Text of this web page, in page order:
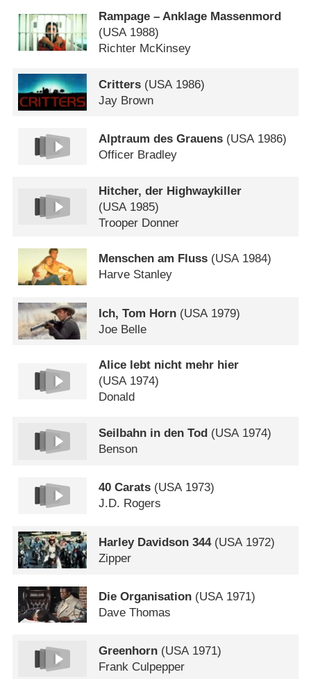
Rampage – Anklage Massenmord
(USA 1988)
Richter McKinsey
Critters (USA 1986)
Jay Brown
Alptraum des Grauens (USA 1986)
Officer Bradley
Hitcher, der Highwaykiller
(USA 1985)
Trooper Donner
Menschen am Fluss (USA1984)
Harve Stanley
Ich, Tom Horn (USA 1979)
Joe Belle
Alice lebt nicht mehr hier
(USA1974)
Donald
Seilbahn in den Tod (USA1974)
Benson
40 Carats (USA1973)
J.D. Rogers
Harley Davidson 344(USA 1972)
Zipper
Die Organisation (USA1971)
Dave Thomas
Greenhorn (USA1971)
Frank Culpepper